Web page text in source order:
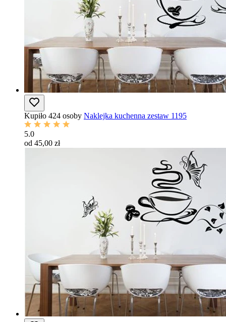
Kupiło 424 osoby Naklejka kuchenna zestaw 1195
5.0
od 45,00 zł